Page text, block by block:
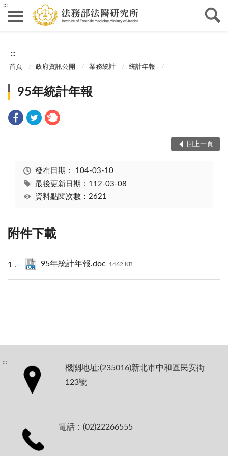
:::
:::
首頁 政府資訊公開 業務統計 統計年報
95年統計年報
回上一頁
發布日期： 104-03-10
最後更新日期：112-03-08
資料點閱次數：2621
附件下載
95年統計年報.doc 1462 KB
:::
機關地址:(235016)新北市中和區民安街
123號
電話：(02)22266555